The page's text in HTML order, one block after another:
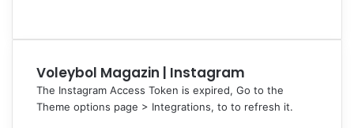
Voleybol Magazin | Instagram
The Instagram Access Token is expired, Go to the
Theme options page > Integrations, to to refresh it.